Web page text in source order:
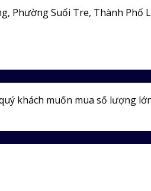
Phường Suối Tre, Thành Phố
khách muốn mua số lượng